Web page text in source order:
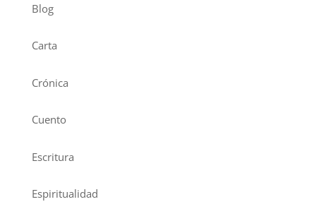
Blog
Carta
Crónica
Cuento
Escritura
Espiritualidad